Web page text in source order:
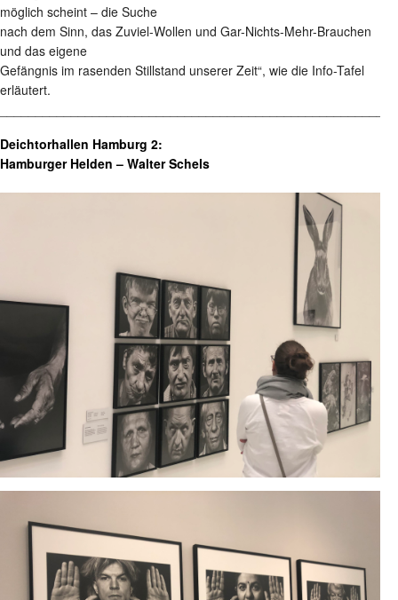
möglich scheint – die Suche
nach dem Sinn, das Zuviel-Wollen und Gar-Nichts-Mehr-Brauchen
und das eigene
Gefängnis im rasenden Stillstand unserer Zeit“, wie die Info-Tafel
erläutert.
Deichtorhallen Hamburg 2:
Hamburger Helden – Walter Schels